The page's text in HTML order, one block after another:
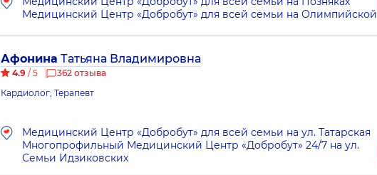
Медицинский Центр «Добробут» для всей семьи на Олимпийской
Афонина Татьяна Владимировна
4.9 / 5
362 отзыва
Кардиолог; Терапевт
Медицинский Центр «Добробут» для всей семьи на ул. Татарская
Многопрофильный Медицинский Центр «Добробут» 24/7 на ул.
Семьи Идзиковских